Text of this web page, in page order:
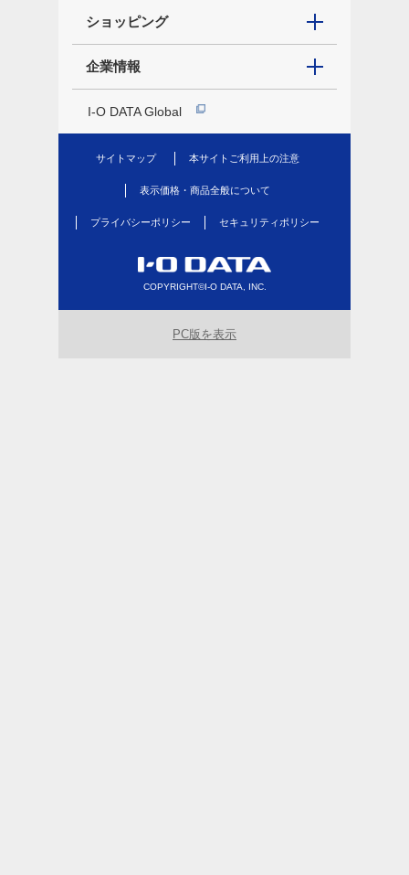
ショッピング
企業情報
I-O DATA Global
サイトマップ 本サイトご利用上の注意
表示価格・商品全般について
プライバシーポリシー セキュリティポリシー
COPYRIGHT©I-O DATA, INC.
PC版を表示